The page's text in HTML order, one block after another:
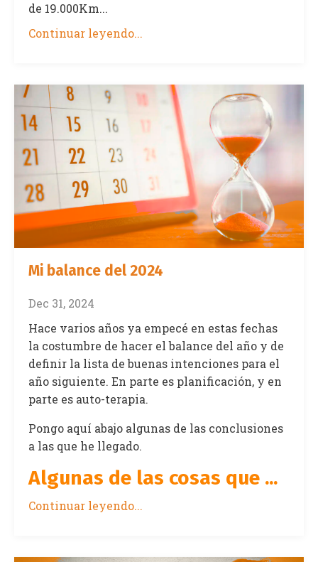
de 19.000Km...
Continuar leyendo...
Mi balance del 2024
Dec 31, 2024
Hace varios años ya empecé en estas fechas
la costumbre de hacer el balance del año y de
definir la lista de buenas intenciones para el
año siguiente. En parte es planificación, y en
parte es auto-terapia.
Pongo aquí abajo algunas de las conclusiones
a las que he llegado.
Algunas de las cosas que ...
Continuar leyendo...